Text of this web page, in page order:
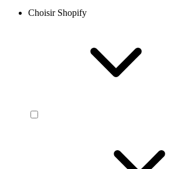
Choisir Shopify